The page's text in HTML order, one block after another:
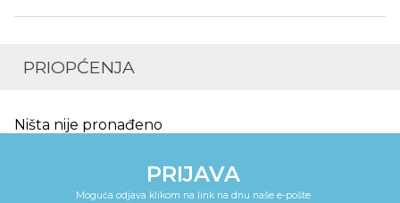
PRIOPĆENJA
Ništa nije pronađeno
PRIJAVA
Moguća odjava klikom na link na dnu naše e-pošte